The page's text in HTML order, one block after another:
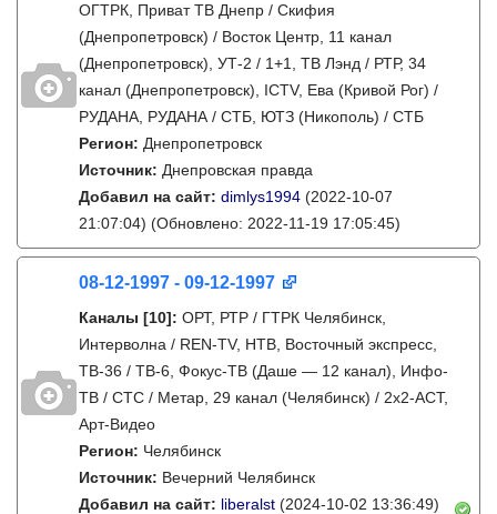
ОГТРК, Приват ТВ Днепр / Скифия
(Днепропетровск) / Восток Центр, 11 канал
(Днепропетровск), УТ-2 / 1+1, ТВ Лэнд / РТР, 34
канал (Днепропетровск), ICTV, Ева (Кривой Рог) /
РУДАНА, РУДАНА / СТБ, ЮТЗ (Никополь) / СТБ
Регион: Днепропетровск
Источник: Днепровская правда
Добавил на сайт: dimlys1994 (2022-10-07
21:07:04) (Обновлено: 2022-11-19 17:05:45)
08-12-1997 - 09-12-1997
Каналы [10]: ОРТ, РТР / ГТРК Челябинск,
Интерволна / REN-TV, НТВ, Восточный экспресс,
ТВ-36 / ТВ-6, Фокус-ТВ (Даше — 12 канал), Инфо-
ТВ / СТС / Метар, 29 канал (Челябинск) / 2х2-АСТ,
Арт-Видео
Регион: Челябинск
Источник: Вечерний Челябинск
Добавил на сайт: liberalst (2024-10-02 13:36:49)